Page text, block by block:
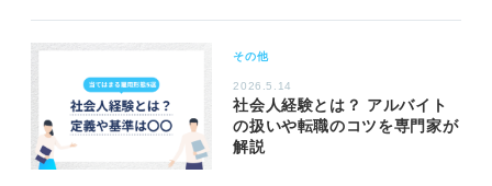
その他
2026.5.14
社会人経験とは？ アルバイト
の扱いや転職のコツを専門家が
解説